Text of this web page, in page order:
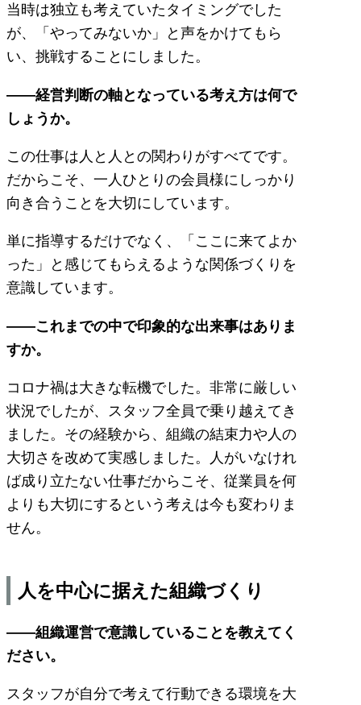
当時は独立も考えていたタイミングでした
が、「やってみないか」と声をかけてもら
い、挑戦することにしました。
――経営判断の軸となっている考え方は何で
しょうか。
この仕事は人と人との関わりがすべてです。
だからこそ、一人ひとりの会員様にしっかり
向き合うことを大切にしています。
単に指導するだけでなく、「ここに来てよか
った」と感じてもらえるような関係づくりを
意識しています。
――これまでの中で印象的な出来事はありま
すか。
コロナ禍は大きな転機でした。非常に厳しい
状況でしたが、スタッフ全員で乗り越えてき
ました。その経験から、組織の結束力や人の
大切さを改めて実感しました。人がいなけれ
ば成り立たない仕事だからこそ、従業員を何
よりも大切にするという考えは今も変わりま
せん。
人を中心に据えた組織づくり
――組織運営で意識していることを教えてく
ださい。
スタッフが自分で考えて行動できる環境を大